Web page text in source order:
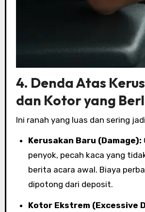
4. Denda Atas
dan Kotor yang
Ini ranah yang luas dan sering
Kerusakan Baru (Damage):
penyok, pecah kaca yang
berita acara awal. Biaya
dipotong dari deposit.
Kotor Ekstrem (Excessive